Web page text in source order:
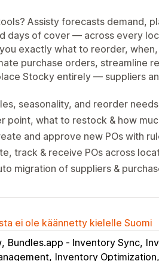
Assisty forecasts demand,
days of cover — across every
exactly what to reorder,
purchase orders, streamline
Stocky entirely — suppliers
seasonality, and reorder needs
point, what to restock & how
and approve new POs with
track & receive POs across
migration of suppliers &
ei ole käännetty kielelle Suomi
Bundles.app ‑ Inventory Sync
Inventory Optimization